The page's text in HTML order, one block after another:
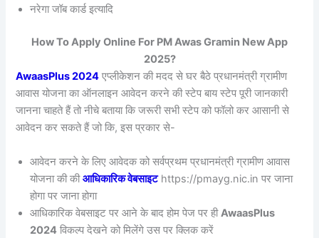
नरेगा जॉब कार्ड इत्यादि
How To Apply Online For PM Awas Gramin New App
2025?
AwaasPlus 2024 एप्लीकेशन की मदद से घर बैठे प्रधानमंत्री ग्रामीण
आवास योजना का ऑनलाइन आवेदन करने की स्टेप बाय स्टेप पूरी जानकारी
जानना चाहते हैं तो नीचे बताया कि जरूरी सभी स्टेप को फॉलो कर आसानी से
आवेदन कर सकते हैं जो कि, इस प्रकार से-
आवेदन करने के लिए आवेदक को सर्वप्रथम प्रधानमंत्री ग्रामीण आवास
योजना की कीआधिकारिक वेबसाइटhttps://pmayg.nic.in पर जाना
होगा पर जाना होगा
आधिकारिक वेबसाइट पर आने के बाद होम पेज पर हीAwaasPlus
2024 विकल्प देखने को मिलेंगे उस पर क्लिक करें